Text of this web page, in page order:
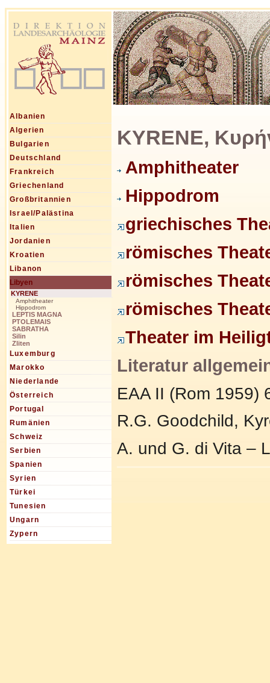
Albanien
Algerien
Bulgarien
Deutschland
Frankreich
Griechenland
Großbritannien
Israel/Palästina
Italien
Jordanien
Kroatien
Libanon
Libyen
KYRENE
Amphitheater
Hippodrom
LEPTIS MAGNA
PTOLEMAIS
SABRATHA
Silin
Zliten
Luxemburg
Marokko
Niederlande
Österreich
Portugal
Rumänien
Schweiz
Serbien
Spanien
Syrien
Türkei
Tunesien
Ungarn
Zypern
KYRENE,
Amphitheater
Hippodrom
griechisches
römisches
römisches
römisches
Theater im
Literatur
EAA II (Rom 1959)
R.G. Goodchild,
A. und G. di Vita –